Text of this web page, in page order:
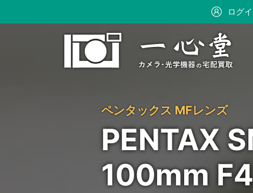
ログ
ペンタックス MFレンズ
PENTAX
100mm